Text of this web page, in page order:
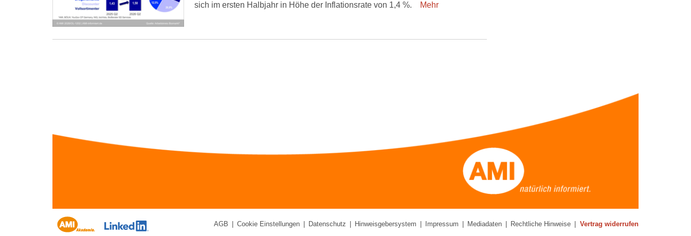
sich im ersten Halbjahr in Höhe der Inflationsrate von 1,4 %.
Mehr
AGB Cookie Einstellungen Datenschutz Hinweisgebersystem Impressum Mediadaten Rechtliche Hinweise Vertrag widerrufen